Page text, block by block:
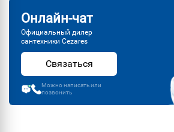
Онлайн-чат
Официальный дилер
сантехники Cezares
Связаться
Можно написать или
позвонить